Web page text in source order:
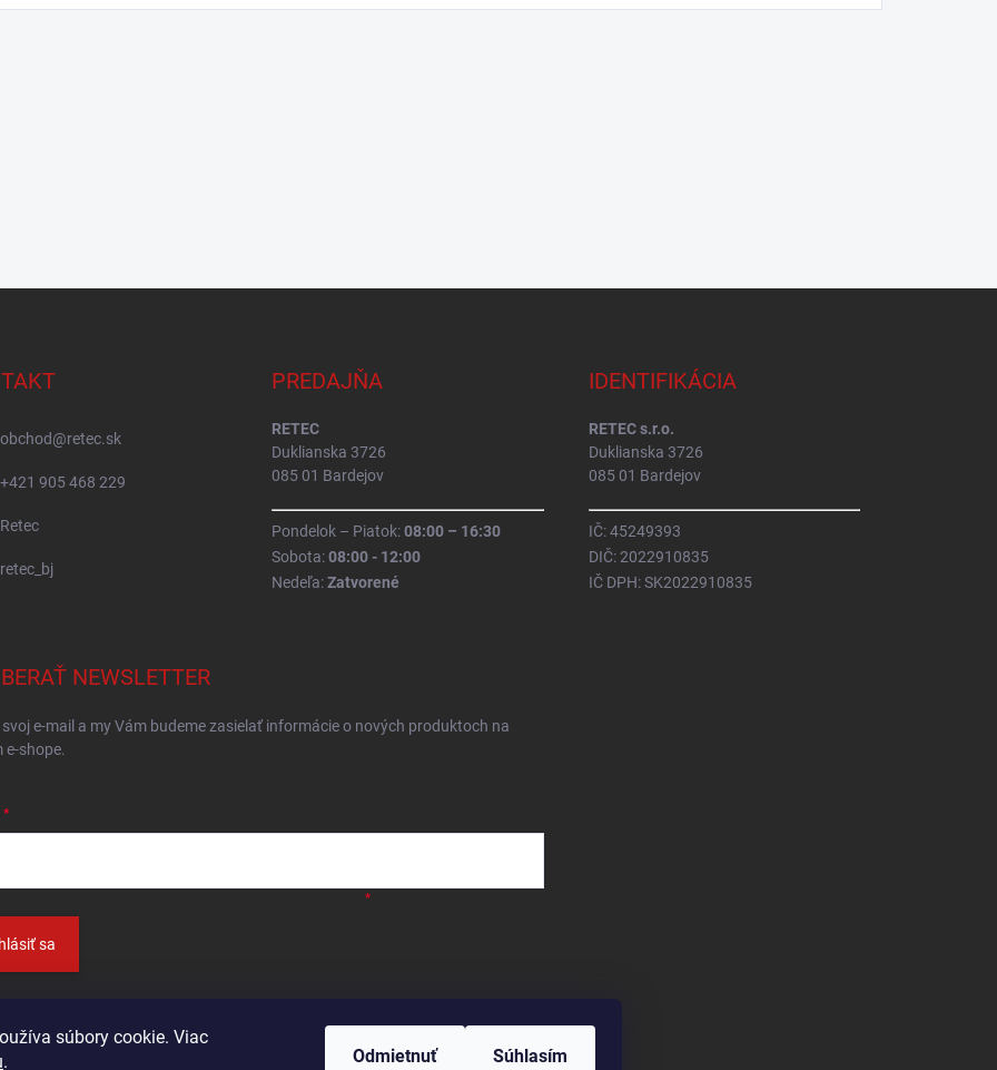
súbory cookie. Viac
. Odmietnuť Súhlasím
obchod@retec.sk
+421 905 468 229
Retec
retec_bj
PREDAJŇA
RETEC
Duklianska 3726
085 01 Bardejov
Pondelok – Piatok:08:00 – 16:30
Sobota:08:00 - 12:00
Nedeľa:Zatvorené
IDENTIFIKÁCIA
RETEC s.r.o.
Duklianska 3726
085 01 Bardejov
IČ: 45249393
DIČ: 2022910835
IČ DPH: SK2022910835
NEWSLETTER
e-mail a my Vám budeme zasielať informácie o nových produktoch na
e-shope.
sa